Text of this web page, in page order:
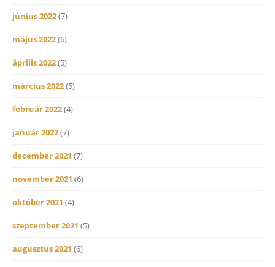
június 2022(7)
május 2022(6)
április 2022(5)
március 2022(5)
február 2022(4)
január 2022(7)
december 2021 (7)
november 2021 (6)
október 2021 (4)
szeptember 2021 (5)
augusztus 2021 (6)